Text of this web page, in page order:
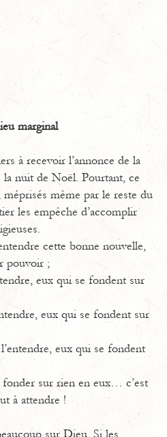
marginal
à recevoir l’annonce de la
la nuit de Noël. Pourtant, ce
même par le reste du
les empêche d’accomplir
cette bonne nouvelle,
pouvoir ;
eux qui se fondent sur
eux qui se fondent sur
eux qui se fondent
fonder sur rien en eux… c’est
à attendre !
sur Dieu. Si les